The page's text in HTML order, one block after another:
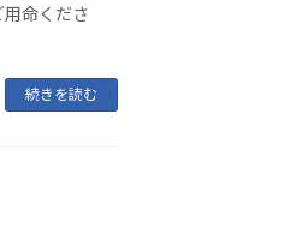
命くださ
続きを読む